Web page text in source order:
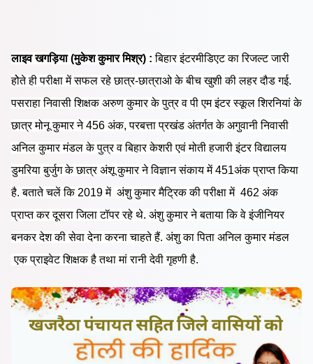
लाइव खगड़िया (मुकेश कुमार मिश्र) :बिहार इंटरमीडिएट का रिजल्‍ट जारी
होेते ही परीक्षा में सफल रहे छात्र-छात्राओ के बीच खुशी की लहर दौड गई.
पसराहा निवासी शिक्षक अरुण कुमार के पुत्र व पी एम इंटर स्कूल शिरनियां के
छात्र मोनू कुमार ने 456 अंक, परबत्ता प्रखंड अंतर्गत के अगुवानी निवासी
अनिल कुमार मंडल के पुत्र व बिहार केशरी एवं मोती हजारी इंटर विद्यालय
डुमरिया बुर्जुग के छात्र अंशू कुमार ने विज्ञान संकाय में 451अंक प्राप्त किया
है. बताते चलें कि 2019 में अंशु कुमार मैट्रिक की परीक्षा में 462 अंक
प्राप्त कर दूसरा जिला टॉपर रहे थे. अंशु कुमार ने बताया कि वे इंजीनियर
बनकर देश की सेवा देना करना चाहते हैं. अंशु का पिता अनिल कुमार मंडल
एक प्राइवेट शिक्षक है तथा मां रानी देवी गृहणी है.